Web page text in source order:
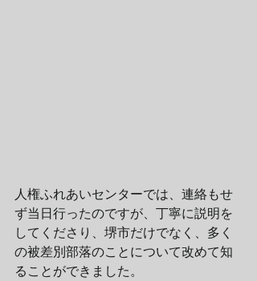
人権ふれあいセンターでは、連絡もせ
ず当日行ったのですが、丁寧に説明を
してくださり、堺市だけでなく、多く
の被差別部落のことについて改めて知
ることができました。